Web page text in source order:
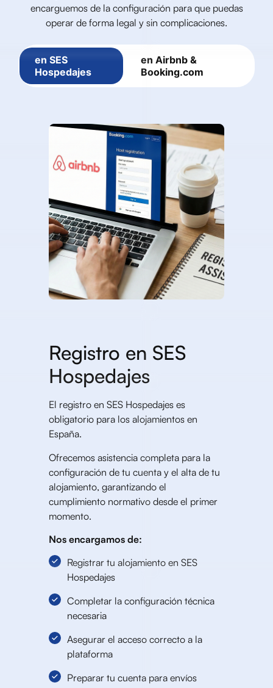
encarguemos de la configuración para que puedas
operar de forma legal y sin complicaciones.
en SES
Hospedajes
en Airbnb &
Booking.com
Registro en SES
Hospedajes
El registro en SES Hospedajes es
obligatorio para los alojamientos en
España.
Ofrecemos asistencia completa para la
configuración de tu cuenta y el alta de tu
alojamiento, garantizando el
cumplimiento normativo desde el primer
momento.
Nos encargamos de:
Registrar tu alojamiento en SES
Hospedajes
Completar la configuración técnica
necesaria
Asegurar el acceso correcto a la
plataforma
Preparar tu cuenta para envíos